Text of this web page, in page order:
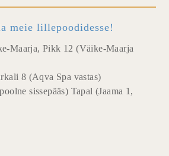
meie lillepoodidesse!
Maarja, Pikk 12 (Väike-Maarja
8 (Aqva Spa vastas)
sissepääs) Tapal (Jaama 1,